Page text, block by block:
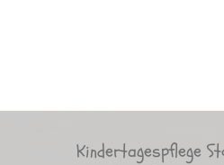
Kindertagespflege